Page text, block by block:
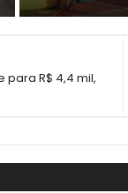
R$ 4,4 mil,